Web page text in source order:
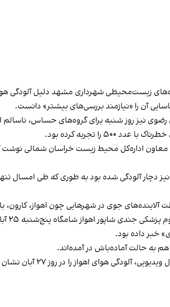
زیست‌محیطی شهرداری مشهد دلیل آلودگی
آن را «نیازمند بررسی‌های بیشتر» دانست.
نیز روز شنبه برای گروه‌های حساس، ناسالم
را تجربه کرده بود.
معاون اداره‌کل محیط زیست خراسان شمالی نوشت
شده بود به‌ طوری‌ که طی امسال تنها ۲۸ روز هوای پاک
در شهرهایی چون اهواز، کارون، باوی و خرمشهر به ۱۵۶ رسید و در
خبر داده بود.
به حالت آماده‌باش در آمده‌اند.
۲۷ آبان نشان داد و گفت: «این زندگی ماست که جمهوری اسلامی درست کرده.»